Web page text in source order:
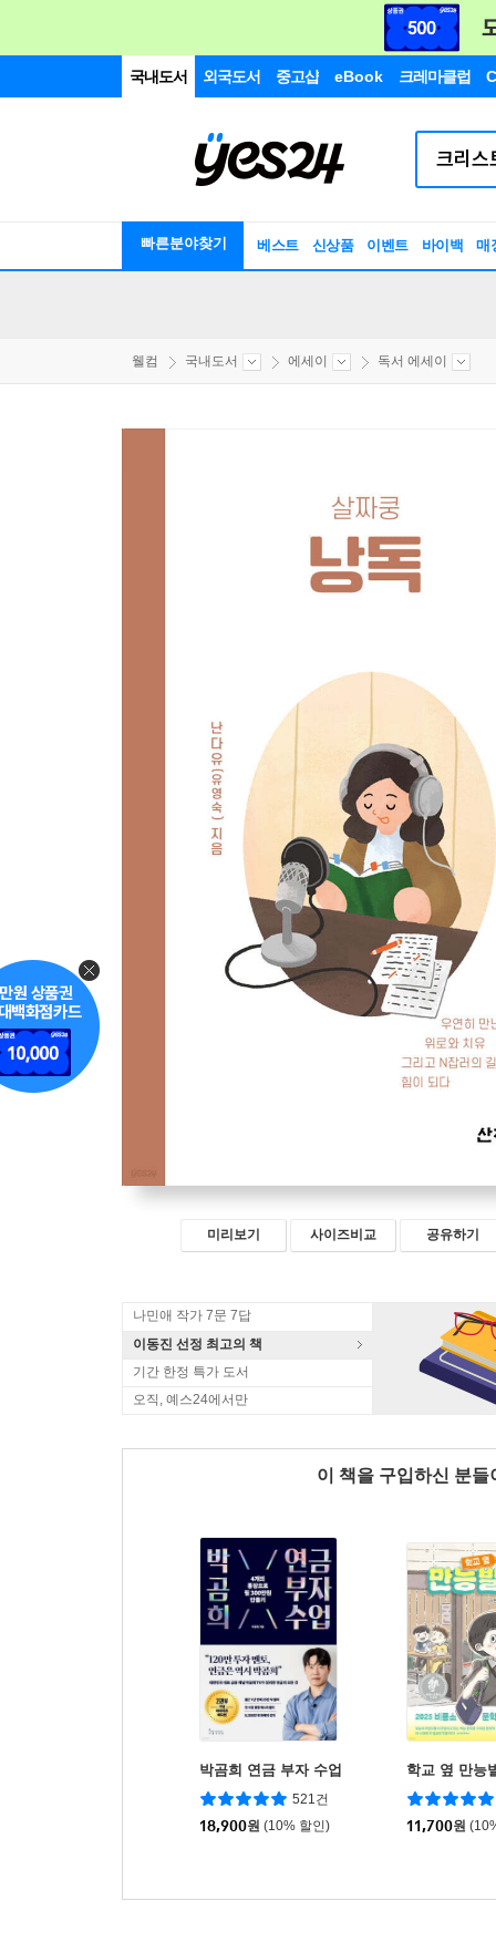
국내도서 외국도서 중고샵 eBook 크레마클럽
빠른분야찾기 베스트 신상품 이벤트 바이백 매
웰컴 국내도서 에세이 독서 에세이
미리보기 사이즈비교 공유하기
나민애 작가 7문 7답
이동진 선정 최고의 책
기간 한정 특가 도서
오직, 예스24에서만
이 책을 구입하신 분
박곰희 연금 부자 수업
521건
18,900원 (10% 할인)
학교 옆 만능
11,700원